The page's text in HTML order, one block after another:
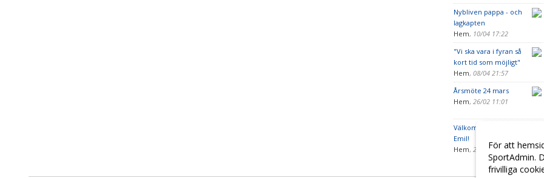
Nybliven pappa - och
lagkapten
Hem, 10/04 17:22
"Vi ska vara i fyran så
kort tid som möjligt"
Hem, 08/04 21:57
Årsmöte 24 mars
Hem, 26/02 11:01
Välkommen tillbaka,
Emil!
Hem, 20/01 22:16
För att
SportAdmin.
frivilliga